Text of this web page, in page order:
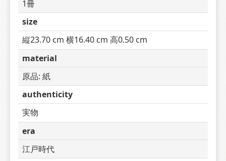
1冊
size
縦23.70 cm 横16.40 cm 高0.50 cm
material
原品: 紙
authenticity
実物
era
江戸時代